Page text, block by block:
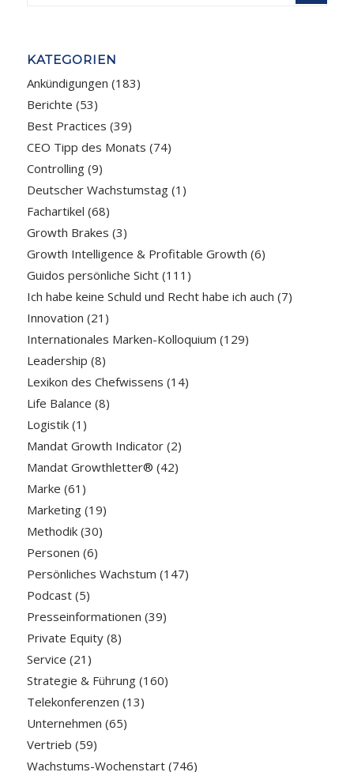
KATEGORIEN
Ankündigungen (183)
Berichte (53)
Best Practices (39)
CEO Tipp des Monats (74)
Controlling(9)
Deutscher Wachstumstag(1)
Fachartikel (68)
Growth Brakes (3)
Growth Intelligence & Profitable Growth (6)
Guidos persönliche Sicht(111)
Ich habe keine Schuld und Recht habe ich auch (7)
Innovation (21)
Internationales Marken-Kolloquium (129)
Leadership (8)
Lexikon des Chefwissens (14)
Life Balance (8)
Logistik(1)
Mandat Growth Indicator(2)
Mandat Growthletter® (42)
Marke (61)
Marketing(19)
Methodik(30)
Personen (6)
Persönliches Wachstum (147)
Podcast(5)
Presseinformationen (39)
Private Equity(8)
Service (21)
Strategie & Führung(160)
Telekonferenzen (13)
Unternehmen (65)
Vertrieb (59)
Wachstums-Wochenstart(746)